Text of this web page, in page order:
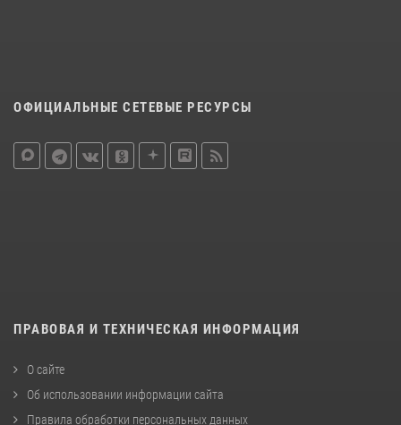
ОФИЦИАЛЬНЫЕ СЕТЕВЫЕ РЕСУРСЫ
ПРАВОВАЯ И ТЕХНИЧЕСКАЯ ИНФОРМАЦИЯ
О сайте
Об использовании информации сайта
Правила обработки персональных данных